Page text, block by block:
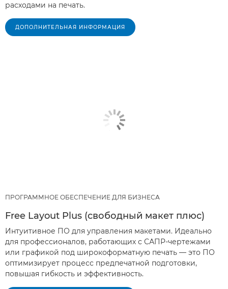
расходами на печать.
ДОПОЛНИТЕЛЬНАЯ ИНФОРМАЦИЯ
ПРОГРАММНОЕ ОБЕСПЕЧЕНИЕ ДЛЯ БИЗНЕСА
Free Layout Plus (свободный макет плюс)
Интуитивное ПО для управления макетами. Идеально
для профессионалов, работающих с САПР-чертежами
или графикой под широкоформатную печать — это ПО
оптимизирует процесс предпечатной подготовки,
повышая гибкость и эффективность.